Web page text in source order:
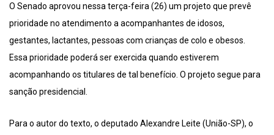
O Senado aprovou nessa terça-feira (26) um projeto que prevê
prioridade no atendimento a acompanhantes de idosos,
gestantes, lactantes, pessoas com crianças de colo e obesos.
Essa prioridade poderá ser exercida quando estiverem
acompanhando os titulares de tal benefício. O projeto segue para
sanção presidencial.
Para o autor do texto, o deputado Alexandre Leite (União-SP), o